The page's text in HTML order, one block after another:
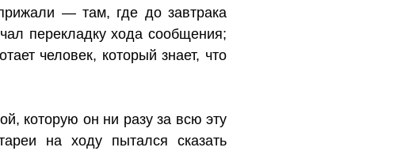
— там, где до завтрака
перекладку хода сообщения;
человек, который знает, что
которую он ни разу за всю эту
на ходу пытался сказать